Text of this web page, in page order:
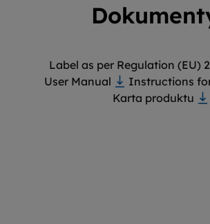
Label as per Regulation (EU)
User Manual
Instructions
Karta produktu